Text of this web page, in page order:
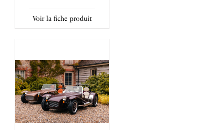
Voir la fiche produit